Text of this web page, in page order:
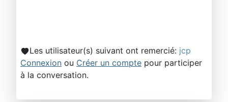
Les utilisateur(s) suivant ont remercié: jcp
Connexion ou Créer un compte pour participer
à la conversation.